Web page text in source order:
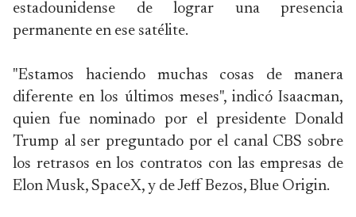
estadounidense de lograr una presencia
permanente en ese satélite.
"Estamos haciendo muchas cosas de manera
diferente en los últimos meses", indicó Isaacman,
quien fue nominado por el presidente Donald
Trump al ser preguntado por el canal CBS sobre
los retrasos en los contratos con las empresas de
Elon Musk, SpaceX, y de Jeff Bezos, Blue Origin.